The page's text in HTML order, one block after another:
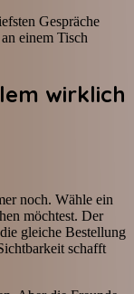
Gespräche
einem Tisch
wirklich
noch. Wähle ein
möchtest. Der
gleiche Bestellung
schafft